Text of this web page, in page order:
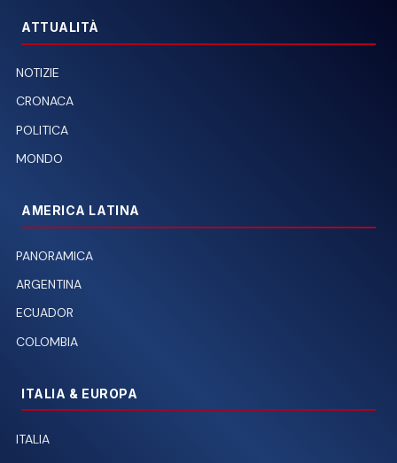
ATTUALITÀ
NOTIZIE
CRONACA
POLITICA
MONDO
AMERICA LATINA
PANORAMICA
ARGENTINA
ECUADOR
COLOMBIA
ITALIA & EUROPA
ITALIA